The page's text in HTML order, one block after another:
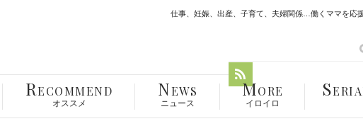
仕事、妊娠、出産、子育て、夫婦関係…働くママを応援
RECOMMEND
オススメ
NEWS
ニュース
MORE
イロイロ
S